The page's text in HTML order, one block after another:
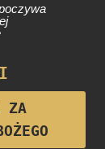
ZA